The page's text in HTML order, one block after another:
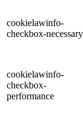
cookielawinfo-
checkbox-necessary
cookielawinfo-
checkbox-
performance